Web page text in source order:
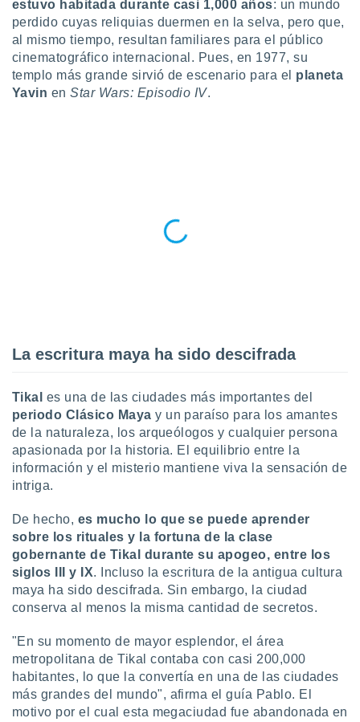
y
en
nuestra
y
aceptar
sitio
te
de que
sean
el sitio
se
para
ni para
o
no
Puedes
acceder a
web a
estuvo habitada durante casi 1,000 años: un mundo
perdido cuyas reliquias duermen en la selva, pero que,
al mismo tiempo, resultan familiares para el público
cinematográfico internacional. Pues, en 1977, su
templo más grande sirvió de escenario para el planeta
Yavin enStar Wars: Episodio IV.
La escritura maya ha sido descifrada
Tikal es una de las ciudades más importantes del
periodo Clásico Mayay un paraíso para los amantes
de la naturaleza, los arqueólogos y cualquier persona
apasionada por la historia. El equilibrio entre la
información y el misterio mantiene viva la sensación de
intriga.
De hecho, es mucho lo que se puede aprender
sobre los rituales y la fortuna de la clase
gobernante de Tikal durante su apogeo, entre los
siglos III y IX. Incluso la escritura de la antigua cultura
maya ha sido descifrada. Sin embargo, la ciudad
conserva al menos la misma cantidad de secretos.
"En su momento de mayor esplendor, el área
metropolitana de Tikal contaba con casi 200,000
habitantes, lo que la convertía en una de las ciudades
más grandes del mundo", afirma el guía Pablo. El
motivo por el cual esta megaciudad fue abandonada en